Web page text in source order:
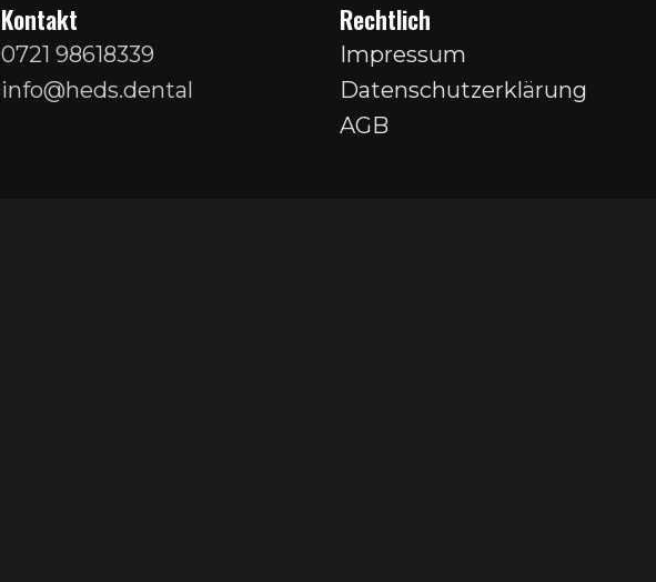
Kontakt
0721 98618339
info@heds.dental
Rechtlich
Impressum
Datenschutzerklärung
AGB